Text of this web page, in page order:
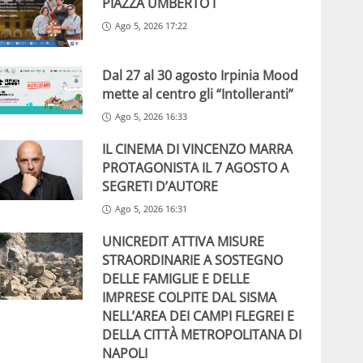
Ago 5, 2026 17:22
Dal 27 al 30 agosto Irpinia Mood
mette al centro gli “Intolleranti”
Ago 5, 2026 16:33
IL CINEMA DI VINCENZO MARRA
PROTAGONISTA IL 7 AGOSTO A
SEGRETI D’AUTORE
Ago 5, 2026 16:31
UNICREDIT ATTIVA MISURE
STRAORDINARIE A SOSTEGNO
DELLE FAMIGLIE E DELLE
IMPRESE COLPITE DAL SISMA
NELL’AREA DEI CAMPI FLEGREI E
DELLA CITTÀ METROPOLITANA DI
NAPOLI